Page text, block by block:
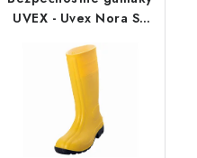
UVEX - Uvex Nora S5